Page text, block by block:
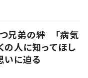
兄弟の絆 「病気
の人に知ってほし
いに迫る